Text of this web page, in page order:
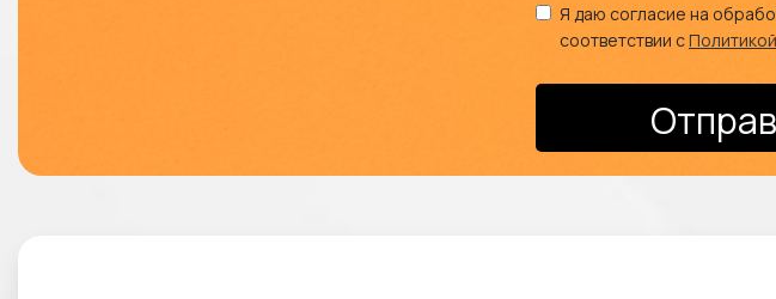
Я даю согласие на
соответствии с